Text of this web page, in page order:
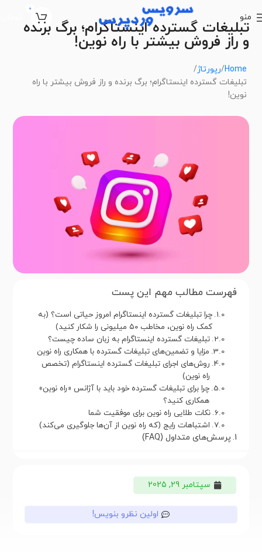
منو
0
تبلیغات گسترده اینستاگرام؛ برگ برنده
و راز فروش بیشتر با راه نوین!
Home رپورتاژ
تبلیغات گسترده اینستاگرام؛ برگ برنده و راز فروش بیشتر با راه
نوین!
فهرست مطالب مهم این پست
چرا تبلیغات گسترده اینستاگرام امروز حیاتی است؟ (به
کمک راه نوین، مخاطب ۵۰ میلیونی را شکار کنید)
تبلیغات گسترده اینستاگرام به زبان ساده چیست؟
مزایا و تضمین‌های تبلیغات گسترده با همکاری راه نوین
روش‌های اجرای تبلیغات گسترده اینستاگرام (تخصص
راه نوین)
چرا برای تبلیغات گسترده خود باید با آژانس «راه نوین»
همکاری کنید؟
نکات طلایی راه نوین برای موفقیت شما
اشتباهات رایج (که راه نوین از آن‌ها جلوگیری می‌کند)
پرسش‌های متداول (FAQ)
سپتامبر 29, 2025
اولین نظرو بنویس!